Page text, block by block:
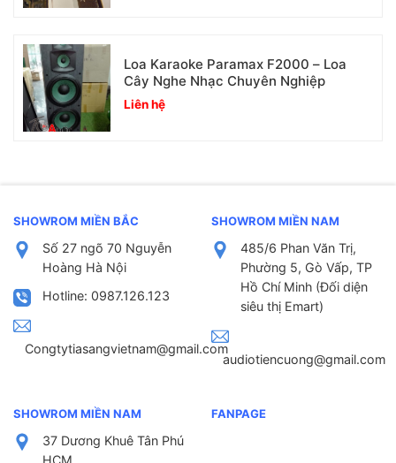
Loa Karaoke Paramax F2000 – Loa
Cây Nghe Nhạc Chuyên Nghiệp
Liên hệ
SHOWROM MIỀN BẮC
Số 27 ngõ 70 Nguyễn
Hoàng Hà Nội
Hotline: 0987.126.123
Congtytiasangvietnam@gmail.com
SHOWROM MIỀN NAM
485/6 Phan Văn Trị,
Phường 5, Gò Vấp, TP
Hồ Chí Minh (Đối diện
siêu thị Emart)
audiotiencuong@gmail.com
SHOWROM MIỀN NAM
37 Dương Khuê Tân Phú
HCM
FANPAGE